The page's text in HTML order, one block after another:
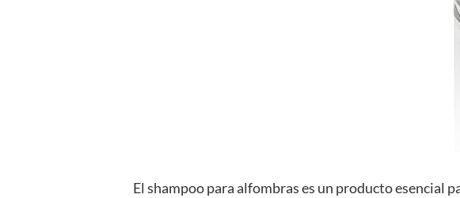
El shampoo para alfombras es un producto esencial